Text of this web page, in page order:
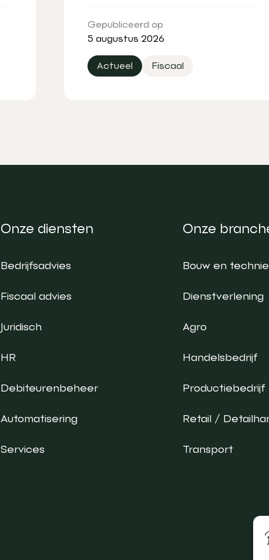
Gepubliceerd op
5 augustus 2026
Actueel Fiscaal
Onze diensten
Bedrijfsadvies
Fiscaal advies
Juridisch
HR
Debiteurenbeheer
Automatisering
Services
Onze
Bouw en
Dienstverlening
Agro
Handelsbedrijf
Productiebedrijf
Retail /
Transport